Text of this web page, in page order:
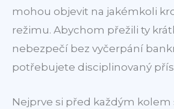
mohou objevit na jakémkoli
režimu. Abychom přežili ty
nebezpečí bez vyčerpání
potřebujete disciplinovaný
Nejprve si před každým